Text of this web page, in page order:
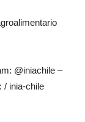
@iniachile –
/ inia-chile